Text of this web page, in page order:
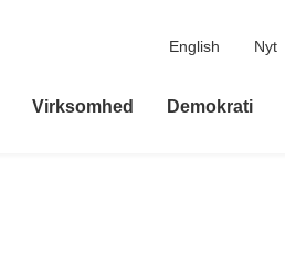
English Nyt
Virksomhed Demokrati